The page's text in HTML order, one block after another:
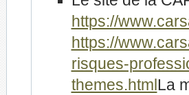
https://
https://
risques-
themes.html La